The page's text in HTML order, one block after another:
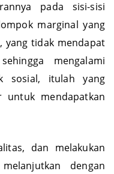
pada sisi-sisi
marginal yang
yang tidak mendapat
mengalami
sosial, itulah yang
untuk mendapatkan
dan melakukan
dengan